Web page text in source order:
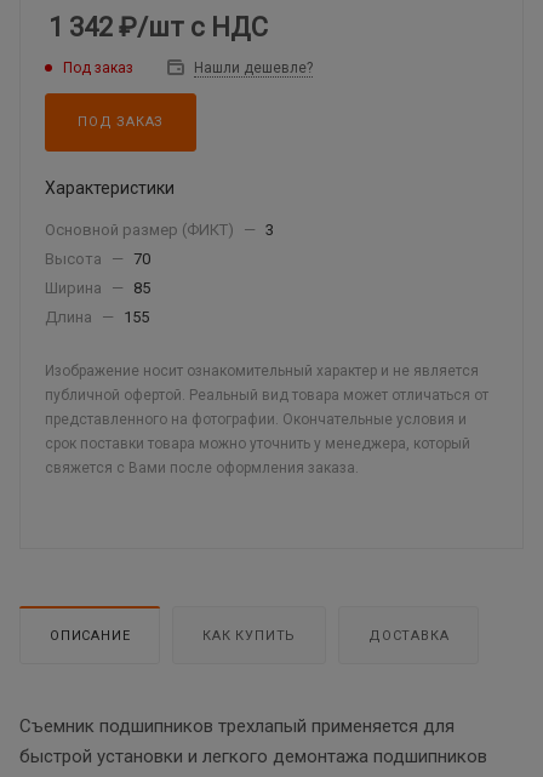
1 342 ₽/шт с НДС
Под заказ Нашли дешевле?
ПОД ЗАКАЗ
Характеристики
Основной размер (ФИКТ) — 3
Высота
—
70
Ширина
—
85
Длина
— 155
Изображение носит ознакомительный характер и не является
публичной офертой. Реальный вид товара может отличаться от
представленного на фотографии. Окончательные условия и
срок поставки товара можно уточнить у менеджера, который
свяжется с Вами после оформления заказа.
ОПИСАНИЕ КАК КУПИТЬ ДОСТАВКА
Съемник подшипников трехлапый применяется для
быстрой установки и легкого демонтажа подшипников